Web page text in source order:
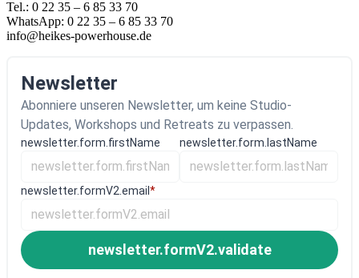
Tel.: 0 22 35 – 6 85 33 70
WhatsApp: 0 22 35 – 6 85 33 70
info@heikes-powerhouse.de
Newsletter
Abonniere unseren Newsletter, um keine Studio-
Updates, Workshops und Retreats zu verpassen.
newsletter.form.firstName newsletter.form.lastName
newsletter.formV2.email *
newsletter.formV2.validate